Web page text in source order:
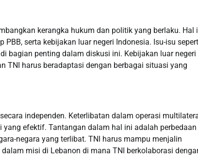
kerangka hukum dan politik yang berlaku. Hal
serta kebijakan luar negeri Indonesia. Isu-isu
bagian penting dalam diskusi ini. Kebijakan luar negeri
TNI harus beradaptasi dengan berbagai situasi yang
independen. Keterlibatan dalam operasi
efektif. Tantangan dalam hal ini adalah perbedaan
negara yang terlibat. TNI harus mampu menjalin
misi di Lebanon di mana TNI berkolaborasi